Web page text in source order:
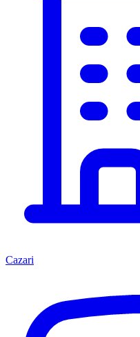
Cazari